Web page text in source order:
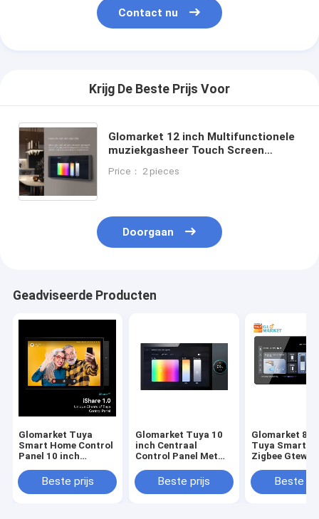
Contact nu
Krijg De Beste Prijs Voor
Glomarket 12 inch Multifunctionele
muziekgasheer Touch Screen
bedieningspaneel voor intelligente
Price： 2 pieces
Doorgaan
Geadviseerde Producten
Glomarket Tuya
Smart Home Control
Panel 10 inch
Gateway Gebouw
Intercom Compatibel
Beste prijs
Glomarket Tuya 10
inch Centraal
Control Panel Met
Relays 2 Way
Speakers
Beste prijs
Glomarket 8
Tuya Smart
Zigbee
Smart Control
Beste